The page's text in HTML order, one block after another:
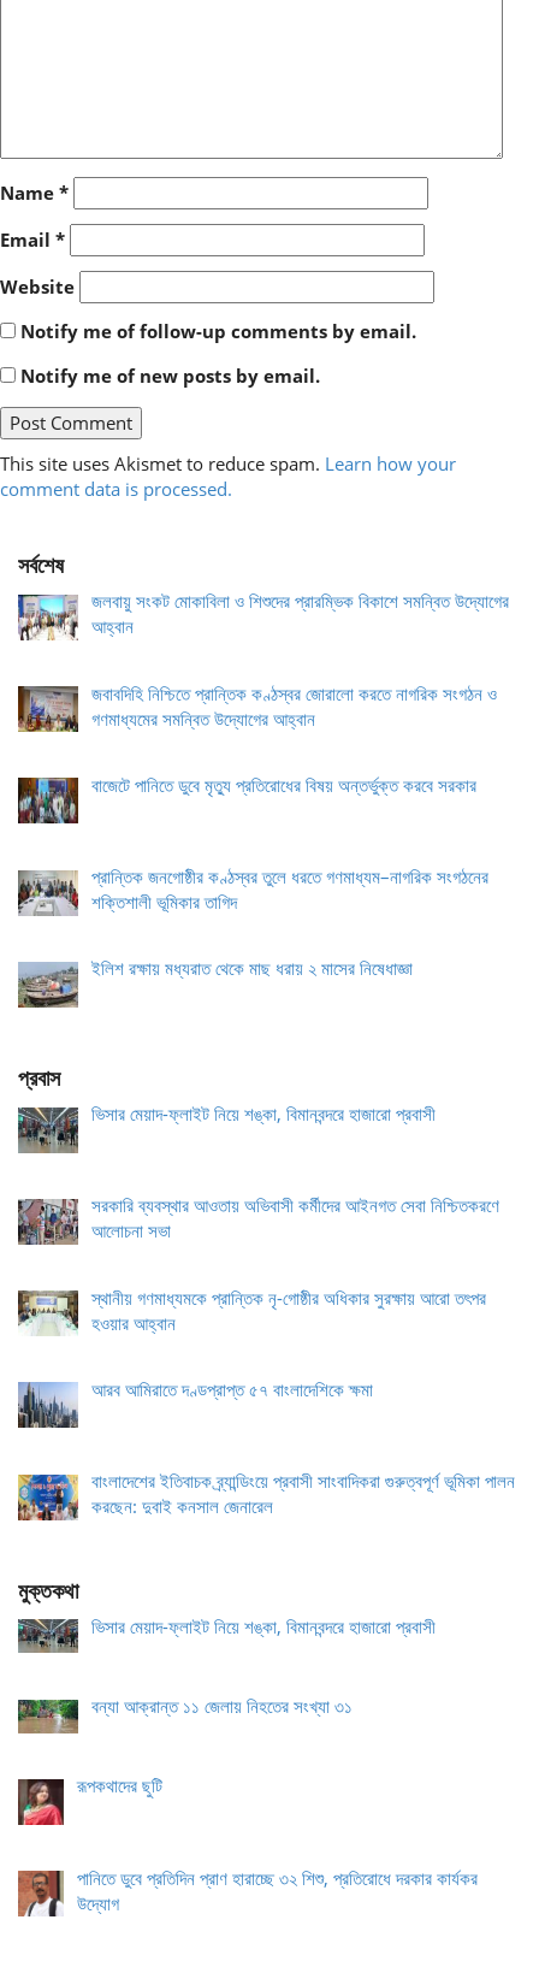
Name *
Email *
Website
Notify me of follow-up comments by email.
Notify me of new posts by email.
This site uses Akismet to reduce spam. Learn how your
comment data is processed.
সর্বশেষ
জলবায়ু সংকট মোকাবিলা ও শিশুদের প্রারম্ভিক বিকাশে সমন্বিত উদ্যোগের
আহ্বান
জবাবদিহি নিশ্চিতে প্রান্তিক কণ্ঠস্বর জোরালো করতে নাগরিক সংগঠন ও
গণমাধ্যমের সমন্বিত উদ্যোগের আহ্বান
বাজেটে পানিতে ডুবে মৃত্যু প্রতিরোধের বিষয় অন্তর্ভুক্ত করবে সরকার
প্রান্তিক জনগোষ্ঠীর কণ্ঠস্বর তুলে ধরতে গণমাধ্যম–নাগরিক সংগঠনের
শক্তিশালী ভূমিকার তাগিদ
ইলিশ রক্ষায় মধ্যরাত থেকে মাছ ধরায় ২ মাসের নিষেধাজ্ঞা
প্রবাস
ভিসার মেয়াদ-ফ্লাইট নিয়ে শঙ্কা, বিমানবন্দরে হাজারো প্রবাসী
সরকারি ব্যবস্থার আওতায় অভিবাসী কর্মীদের আইনগত সেবা নিশ্চিতকরণে
আলোচনা সভা
স্থানীয় গণমাধ্যমকে প্রান্তিক নৃ-গোষ্ঠীর অধিকার সুরক্ষায় আরো তৎপর
হওয়ার আহ্বান
আরব আমিরাতে দণ্ডপ্রাপ্ত ৫৭ বাংলাদেশিকে ক্ষমা
বাংলাদেশের ইতিবাচক ব্র্যান্ডিংয়ে প্রবাসী সাংবাদিকরা গুরুত্বপূর্ণ ভূমিকা পালন
করছেন: দুবাই কনসাল জেনারেল
মুক্তকথা
ভিসার মেয়াদ-ফ্লাইট নিয়ে শঙ্কা, বিমানবন্দরে হাজারো প্রবাসী
বন্যা আক্রান্ত ১১ জেলায় নিহতের সংখ্যা ৩১
রূপকথাদের ছুটি
পানিতে ডুবে প্রতিদিন প্রাণ হারাচ্ছে ৩২ শিশু, প্রতিরোধে দরকার কার্যকর
উদ্যোগ